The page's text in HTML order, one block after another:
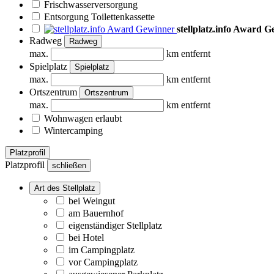
Frischwasserversorgung
Entsorgung Toilettenkassette
stellplatz.info Award
Radweg
Radweg
max.
km entfernt
Spielplatz
Spielplatz
max.
km entfernt
Ortszentrum
Ortszentrum
max.
km entfernt
Wohnwagen erlaubt
Wintercamping
Platzprofil
Platzprofil schließen
Art des Stellplatz
bei Weingut
am Bauernhof
eigenständiger Stellplatz
bei Hotel
im Campingplatz
vor Campingplatz